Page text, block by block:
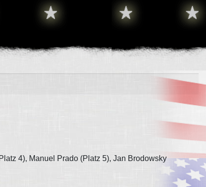
4), Manuel Prado (Platz 5), Jan Brodowsky